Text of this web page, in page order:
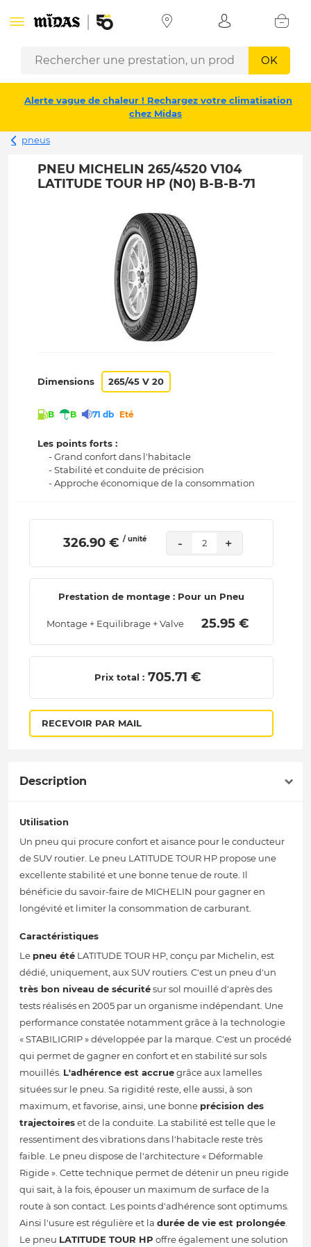
OK
Alerte vague de chaleur ! Rechargez votre climatisation
chez Midas
pneus
PNEU MICHELIN 265/4520 V104
LATITUDE TOUR HP (N0) B-B-B-71
Dimensions 265/45 V 20
B B 71 db Eté
Les points forts :
- Grand confort dans l'habitacle
- Stabilité et conduite de précision
- Approche économique de la consommation
326.90 € / unité - 2 +
Prestation de montage : Pour un Pneu
Montage + Equilibrage + Valve 25.95 €
Prix total : 705.71 €
RECEVOIR PAR MAIL
Description
Utilisation
Un pneu qui procure confort et aisance pour le conducteur
de SUV routier. Le pneu LATITUDE TOUR HP propose une
excellente stabilité et une bonne tenue de route. Il
bénéficie du savoir-faire de MICHELIN pour gagner en
longévité et limiter la consommation de carburant.
Caractéristiques
Le pneu été LATITUDE TOUR HP, conçu par Michelin, est
dédié, uniquement, aux SUV routiers. C'est un pneu d'un
très bon niveau de sécuritésur sol mouillé d'après des
tests réalisés en 2005 par un organisme indépendant. Une
performance constatée notamment grâce à la technologie
« STABILIGRIP » développée par la marque. C'est un procédé
qui permet de gagner en confort et en stabilité sur sols
mouillés. L'adhérence est accruegrâce aux lamelles
situées sur le pneu. Sa rigidité reste, elle aussi, à son
maximum, et favorise, ainsi, une bonne précision des
trajectoireset de la conduite. La stabilité est telle que le
ressentiment des vibrations dans l'habitacle reste très
faible. Le pneu dispose de l'architecture « Déformable
Rigide ». Cette technique permet de détenir un pneu rigide
qui sait, à la fois, épouser un maximum de surface de la
route à son contact. Les points d'adhérence sont optimums.
Ainsi l'usure est régulière et la durée de vie est prolongée.
Le pneu LATITUDE TOUR HP offre également une solution